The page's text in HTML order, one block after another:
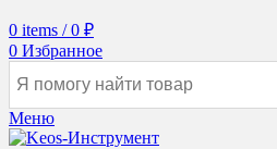
0 items / 0 ₽
0 Избранное
Меню